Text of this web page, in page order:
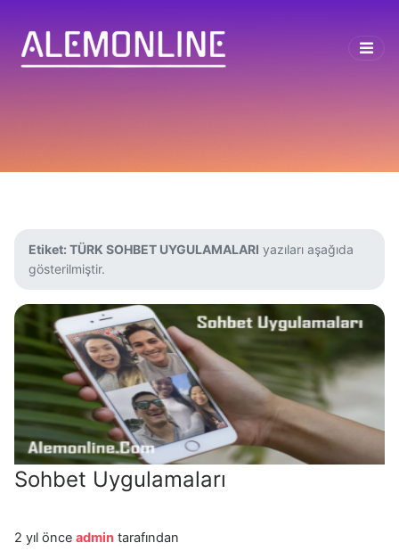
Etiket: TÜRK SOHBET UYGULAMALARI yazıları aşağıda
gösterilmiştir.
Sohbet Uygulamaları
2 yıl önce admin tarafından